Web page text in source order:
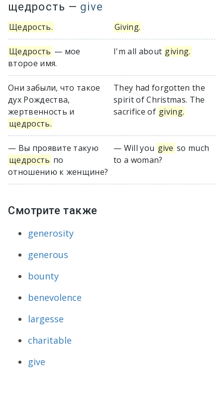
щедрость — give
Щедрость. Giving.
Щедрость — мое
второе имя.
I'm all about giving.
Они забыли, что такое
дух Рождества,
жертвенность и
щедрость.
They had forgotten the
spirit of Christmas. The
sacrifice of giving.
— Вы проявите такую
щедрость по
отношению к женщине?
— Will you give so much
to a woman?
Смотрите также
generosity
generous
bounty
benevolence
largesse
charitable
give